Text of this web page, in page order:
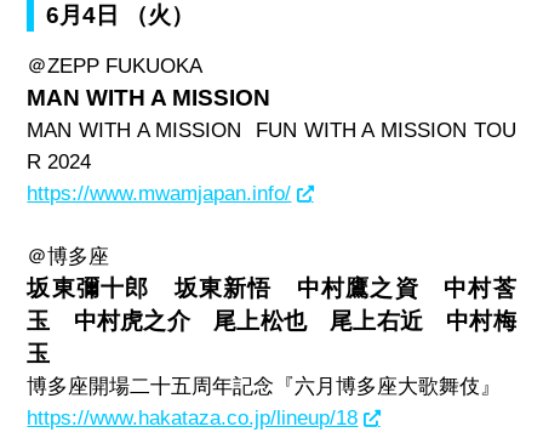
6月4日 （火）
＠ZEPP FUKUOKA
MAN WITH A MISSION
MAN WITH A MISSION FUN WITH A MISSION TOU
R 2024
https://www.mwamjapan.info/
＠博多座
坂東彌十郎 坂東新悟 中村鷹之資 中村莟
玉 中村虎之介 尾上松也 尾上右近 中村梅
玉
博多座開場二十五周年記念『六月博多座大歌舞伎』
https://www.hakataza.co.jp/lineup/18